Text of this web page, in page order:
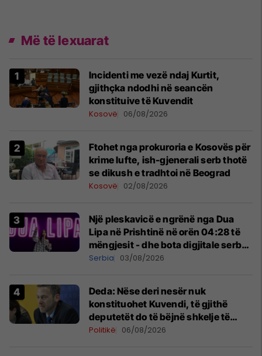
Më të lexuarat
Incidenti me vezë ndaj Kurtit,
gjithçka ndodhi në seancën
konstituive të Kuvendit
Kosovë 06/08/2026
Ftohet nga prokuroria e Kosovës për
krime lufte, ish-gjenerali serb thotë
se dikush e tradhtoi në Beograd
Kosovë 02/08/2026
Një pleskavicë e ngrënë nga Dua
Lipa në Prishtinë në orën 04:28 të
mëngjesit - dhe bota digjitale serbe
shpall gjendjen e luftës
Serbia 03/08/2026
Deda: Nëse deri nesër nuk
konstituohet Kuvendi, të gjithë
deputetët do të bëjnë shkelje të
rëndë kushtetuese
Politikë 06/08/2026